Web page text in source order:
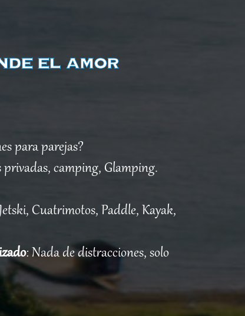
el amor
para parejas?
privadas, camping, Glamping.
Cuatrimotos, Paddle, Kayak,
: Nada de distracciones, solo